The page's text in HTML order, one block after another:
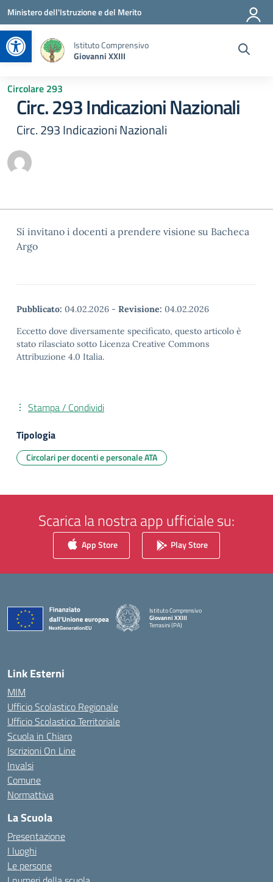
Apri la barra degli strumenti
Vai ai contenuti
Vai al menu di navigazione
Vai al footer
Ministero dell'Istruzione e del Merito
Istituto Comprensivo
Giovanni XXIII
Circolare 293
Circ. 293 Indicazioni Nazionali
Circ. 293 Indicazioni Nazionali
Si invitano i docenti a prendere visione su Bacheca
Argo
Pubblicato: 04.02.2026 - Revisione: 04.02.2026
Eccetto dove diversamente specificato, questo articolo è
stato rilasciato sotto Licenza Creative Commons
Attribuzione 4.0 Italia.
Stampa / Condividi
Tipologia
Circolari per docenti e personale ATA
Scarica la nostra app ufficiale su:
App Store Play Store
Istituto Comprensivo
Giovanni XXIII
Terrasini (PA)
Link Esterni
MIM
Ufficio Scolastico Regionale
Ufficio Scolastico Territoriale
Scuola in Chiaro
Iscrizioni On Line
Invalsi
Comune
Normattiva
La Scuola
Presentazione
I luoghi
Le persone